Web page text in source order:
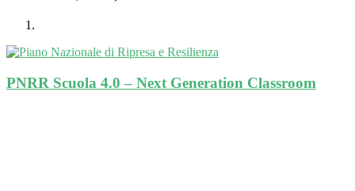
PNRR Scuola 4.0 – Next Generation Classroom